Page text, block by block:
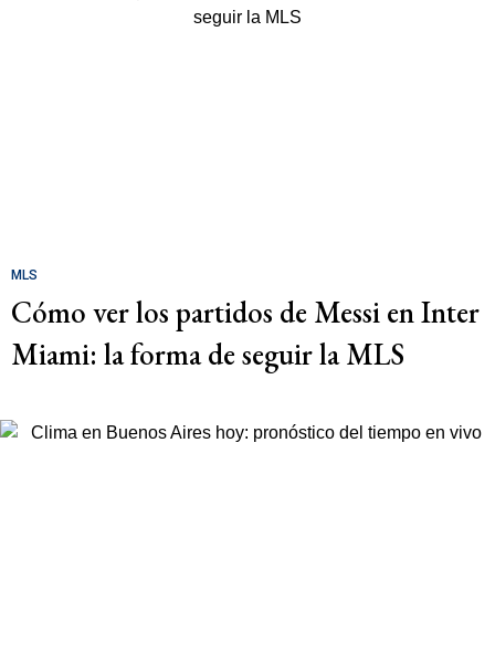
MLS
Cómo ver los partidos de Messi en Inter
Miami: la forma de seguir la MLS